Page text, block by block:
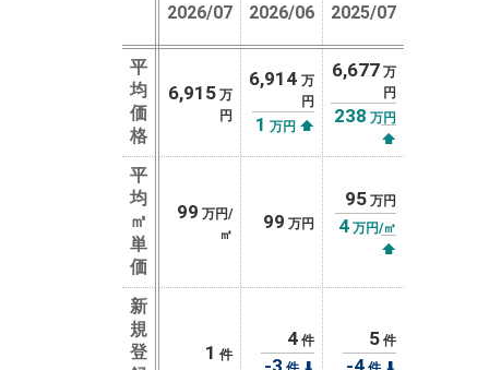
2026/07 2026/06 2025/07
平
均
価
格
6,915 万
円
6,914 万
円
1 万円 ⬆
6,677 万
円
238 万円
⬆
平
均
㎡
単
価
99 万円/
㎡
99 万円
95 万円
4 万円/㎡
⬆
新
規
登
1 件
4 件
-3
5 件
-4